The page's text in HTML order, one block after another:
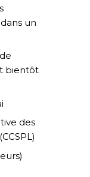
un
bientôt
des